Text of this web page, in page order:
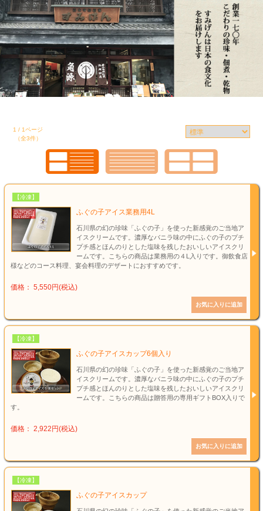
1 / 1ページ
（全3件）
【冷凍】
ふぐの子アイス業務用4L
石川県の幻の珍味「ふぐの子」を使った新感覚のご当地ア
イスクリームです。濃厚なバニラ味の中にふぐの子のプチ
プチ感とほんのりとした塩味を残したおいしいアイスクリ
ームです。こちらの商品は業務用の４L入りです。御飲食店
様などのコース料理、宴会料理のデザートにおすすめです。
価格： 5,550円(税込)
【冷凍】
ふぐの子アイスカップ6個入り
石川県の幻の珍味「ふぐの子」を使った新感覚のご当地ア
イスクリームです。濃厚なバニラ味の中にふぐの子のプチ
プチ感とほんのりとした塩味を残したおいしいアイスクリ
ームです。こちらの商品は贈答用の専用ギフトBOX入りで
す。
価格： 2,922円(税込)
【冷凍】
ふぐの子アイスカップ